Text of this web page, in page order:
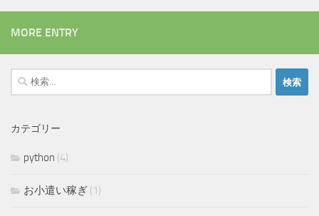
MORE ENTRY
検
索:
カテゴリー
python (4)
お小遣い稼ぎ (1)